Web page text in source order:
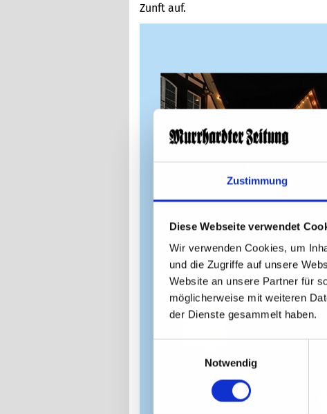
Zustimmung
Diese Webseite verwendet
Wir verwenden Cookies, um
und die Zugriffe auf unsere
Website an unsere Partner für
möglicherweise mit weiteren
der Dienste gesammelt haben.
Notwendig
Zunft auf.